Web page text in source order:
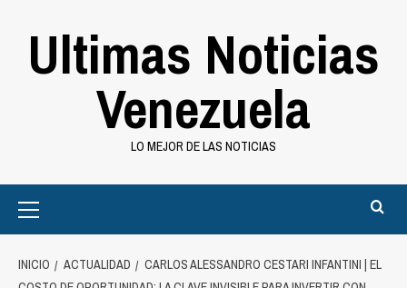
Ultimas Noticias
Venezuela
LO MEJOR DE LAS NOTICIAS
Menu
INICIO ACTUALIDAD
CARLOS ALESSANDRO CESTARI INFANTINI | EL